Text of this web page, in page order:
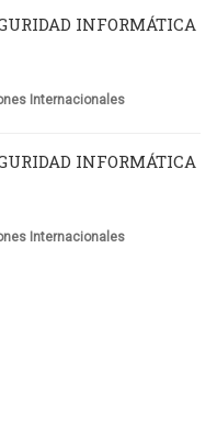
INFORMÁTICA
Internacionales
INFORMÁTICA
Internacionales